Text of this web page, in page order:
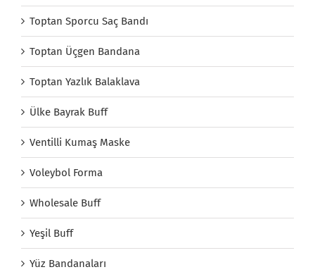
Toptan Sporcu Saç Bandı
Toptan Üçgen Bandana
Toptan Yazlık Balaklava
Ülke Bayrak Buff
Ventilli Kumaş Maske
Voleybol Forma
Wholesale Buff
Yeşil Buff
Yüz Bandanaları